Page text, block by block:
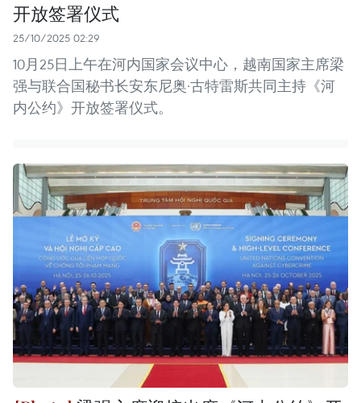
开放签署仪式
25/10/2025 02:29
10月25日上午在河内国家会议中心，越南国家主席梁
强与联合国秘书长安东尼奥·古特雷斯共同主持《河
内公约》开放签署仪式。